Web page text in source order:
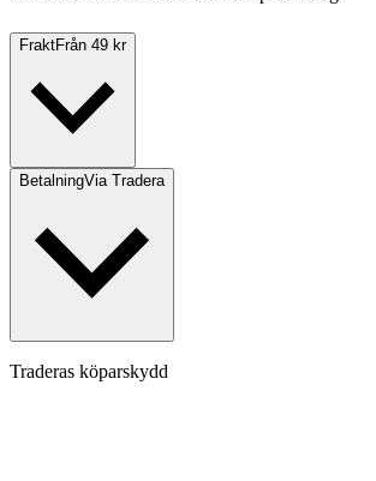
FraktFrån 49 kr
BetalningVia Tradera
Traderas köparskydd